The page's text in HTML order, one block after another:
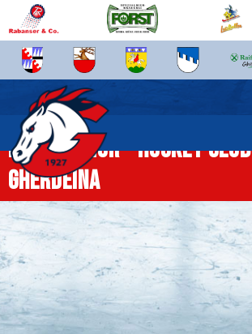
News Senior - Hockey Club
Gherdëina